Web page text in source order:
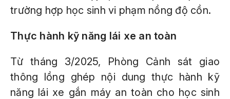
trường hợp học sinh vi phạm nồng độ cồn.
Thực hành kỹ năng lái xe an toàn
Từ tháng 3/2025, Phòng Cảnh sát giao
thông lồng ghép nội dung thực hành kỹ
năng lái xe gắn máy an toàn cho học sinh